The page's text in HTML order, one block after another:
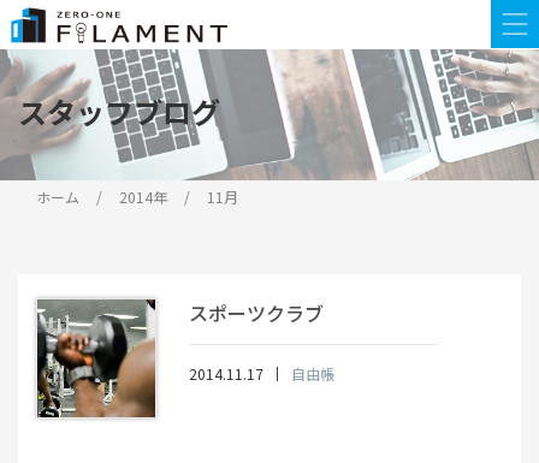
スタッフブログ
ホーム 2014年 11月
スポーツクラブ
2014.11.17 自由帳